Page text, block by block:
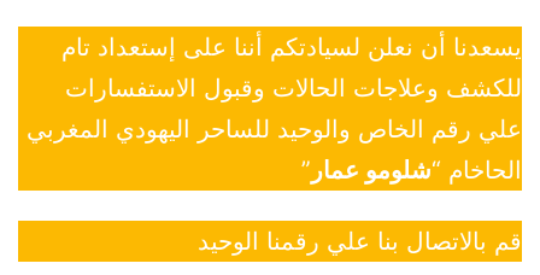
يسعدنا أن نعلن لسيادتكم أننا على إستعداد تام
للكشف وعلاجات الحالات وقبول الاستفسارات
علي رقم الخاص والوحيد للساحر اليهودي المغربي
الحاخام “شلومو عمار ”
قم بالاتصال بنا علي رقمنا الوحيد